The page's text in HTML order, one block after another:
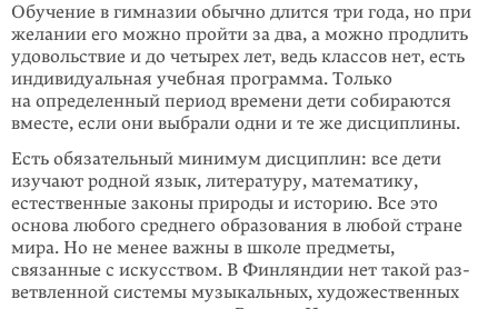
Обучение в гимназии обычно длится три года, но при
желании его можно пройти за два, а можно продлить
удовольствие и до четырех лет, ведь классов нет, есть
индивидуальная учебная программа. Только
на определенный период времени дети собираются
вместе, если они выбрали одни и те же дисциплины.
Есть обязательный минимум дисциплин: все дети
изучают родной язык, литературу, математику,
естественные законы природы и историю. Все это
основа любого среднего образования в любой стране
мира. Но не менее важны в школе предметы,
связанные с искусством. В Финляндии нет такой раз­
вет­влен­ной системы музыкальных, художественных